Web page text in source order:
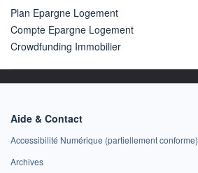
Plan Epargne Logement
Compte Epargne Logement
Crowdfunding Immobilier
Aide & Contact
Accessibilité Numérique (partiellement conforme)
Archives